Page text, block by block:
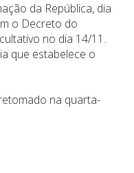
da República, dia
o Decreto do
no dia 14/11.
que estabelece o
na quarta-